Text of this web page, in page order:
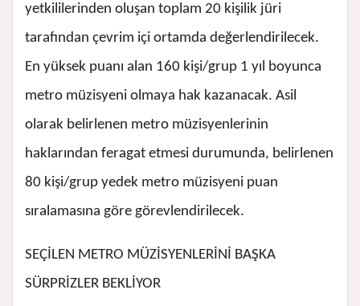
yetkililerinden oluşan toplam 20 kişilik jüri
tarafından çevrim içi ortamda değerlendirilecek.
En yüksek puanı alan 160 kişi/grup 1 yıl boyunca
metro müzisyeni olmaya hak kazanacak. Asil
olarak belirlenen metro müzisyenlerinin
haklarından feragat etmesi durumunda, belirlenen
80 kişi/grup yedek metro müzisyeni puan
sıralamasına göre görevlendirilecek.
SEÇİLEN METRO MÜZİSYENLERİNİ BAŞKA
SÜRPRİZLER BEKLİYOR